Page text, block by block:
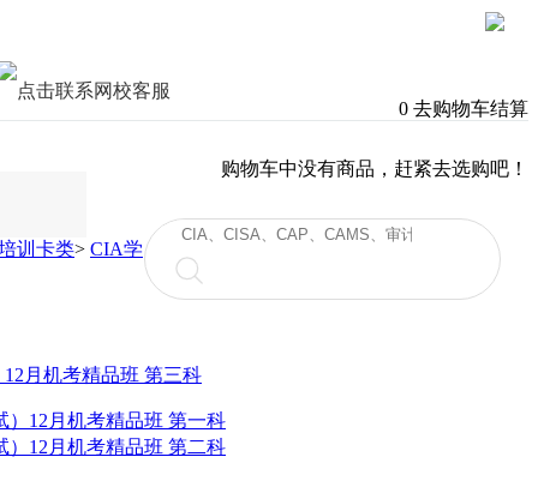
0 去购物车结算
购物车中没有商品，赶紧去选购吧！
训卡类> CIA学
12月机考精品班 第一科
12月机考精品班 第二科